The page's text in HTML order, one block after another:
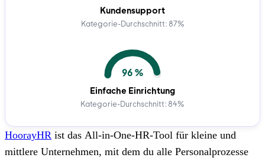
Kundensupport
Kategorie-Durchschnitt: 87%
96 %
Einfache Einrichtung
Kategorie-Durchschnitt: 84%
HoorayHR ist das All-in-One-HR-Tool für kleine und
mittlere Unternehmen, mit dem du alle Personalprozesse